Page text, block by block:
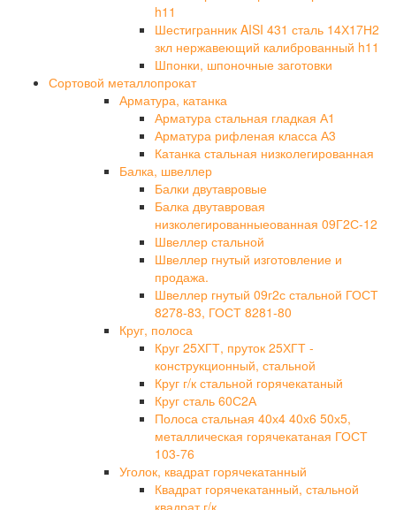
h11
Шестигранник AISI 431 сталь 14Х17Н2
зкл нержавеющий калиброванный h11
Шпонки, шпоночные заготовки
Сортовой металлопрокат
Арматура, катанка
Арматура стальная гладкая А1
Арматура рифленая класса А3
Катанка стальная низколегированная
Балка, швеллер
Балки двутавровые
Балка двутавровая
низколегированныеованная 09Г2С-12
Швеллер стальной
Швеллер гнутый изготовление и
продажа.
Швеллер гнутый 09г2с стальной ГОСТ
8278-83, ГОСТ 8281-80
Круг, полоса
Круг 25ХГТ, пруток 25ХГТ -
конструкционный, стальной
Круг г/к стальной горячекатаный
Круг сталь 60С2А
Полоса стальная 40х4 40х6 50х5,
металлическая горячекатаная ГОСТ
103-76
Уголок, квадрат горячекатанный
Квадрат горячекатанный, стальной